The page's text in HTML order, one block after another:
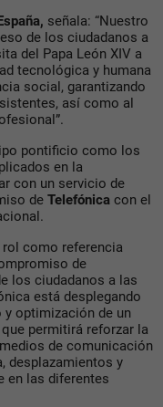
señala: “Nuestro
de los ciudadanos a
del Papa León XIV a
tecnológica y humana
social, garantizando
así como al
pontificio como los
en la
con un servicio de
de Telefónica con el
como referencia
de
los ciudadanos a las
está desplegando
y optimización de un
permitirá reforzar la
de comunicación
desplazamientos y
en las diferentes